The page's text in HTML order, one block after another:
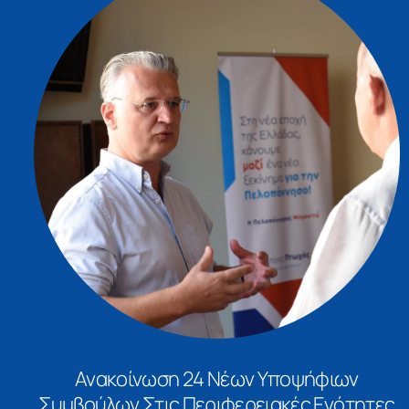
Ανακοίνωση 24 Νέων Υποψήφιων